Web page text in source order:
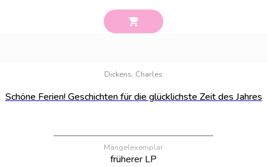
Dickens, Charles
Schöne Ferien! Geschichten für die glücklichste Zeit des Jahres
Mängelexemplar
früherer LP